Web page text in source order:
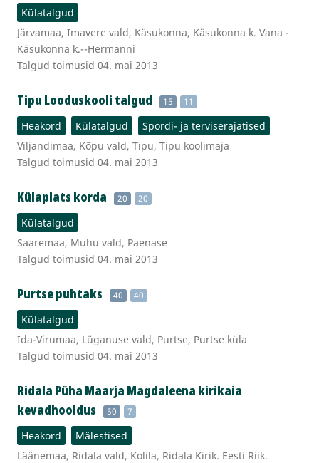
Külatalgud
Järvamaa, Imavere vald, Käsukonna, Käsukonna k. Vana -
Käsukonna k.--Hermanni
Talgud toimusid 04. mai 2013
Tipu Looduskooli talgud 15 11
Heakord Külatalgud
Spordi- ja terviserajatised
Viljandimaa, Kõpu vald, Tipu, Tipu koolimaja
Talgud toimusid 04. mai 2013
Külaplats korda 20 20
Külatalgud
Saaremaa, Muhu vald, Paenase
Talgud toimusid 04. mai 2013
Purtse puhtaks 40 40
Külatalgud
Ida-Virumaa, Lüganuse vald, Purtse, Purtse küla
Talgud toimusid 04. mai 2013
Ridala Püha Maarja Magdaleena kirikaia
kevadhooldus
50 7
Heakord
Mälestised
Läänemaa, Ridala vald, Kolila, Ridala Kirik. Eesti Riik.